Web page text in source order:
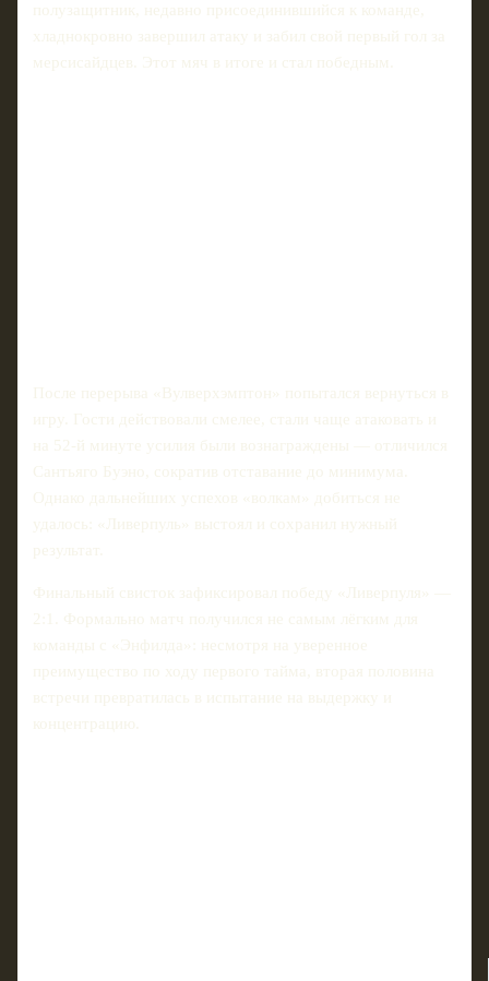
полузащитник, недавно присоединившийся к команде,
хладнокровно завершил атаку и забил свой первый гол за
мерсисайдцев. Этот мяч в итоге и стал победным.
После перерыва «Вулверхэмптон» попытался вернуться в
игру. Гости действовали смелее, стали чаще атаковать и
на 52‑й минуте усилия были вознаграждены — отличился
Сантьяго Буэно, сократив отставание до минимума.
Однако дальнейших успехов «волкам» добиться не
удалось: «Ливерпуль» выстоял и сохранил нужный
результат.
Финальный свисток зафиксировал победу «Ливерпуля» —
2:1. Формально матч получился не самым лёгким для
команды с «Энфилда»: несмотря на уверенное
преимущество по ходу первого тайма, вторая половина
встречи превратилась в испытание на выдержку и
концентрацию.